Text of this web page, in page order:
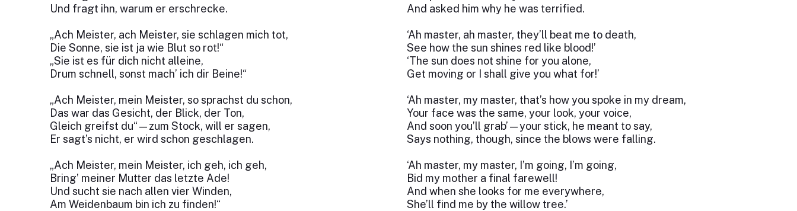
Und fragt ihn, warum er erschrecke.
„Ach Meister, ach Meister, sie schlagen mich tot,
Die Sonne, sie ist ja wie Blut so rot!“
„Sie ist es für dich nicht alleine,
Drum schnell, sonst mach’ ich dir Beine!“
„Ach Meister, mein Meister, so sprachst du schon,
Das war das Gesicht, der Blick, der Ton,
Gleich greifst du“—zum Stock, will er sagen,
Er sagt’s nicht, er wird schon geschlagen.
„Ach Meister, mein Meister, ich geh, ich geh,
Bring’ meiner Mutter das letzte Ade!
Und sucht sie nach allen vier Winden,
Am Weidenbaum bin ich zu finden!“
And asked him why he was terrified.
‘Ah master, ah master, they’ll beat me to death,
See how the sun shines red like blood!’
‘The sun does not shine for you alone,
Get moving or I shall give you what for!’
‘Ah master, my master, that’s how you spoke in my dream,
Your face was the same, your look, your voice,
And soon you’ll grab’—your stick, he meant to say,
Says nothing, though, since the blows were falling.
‘Ah master, my master, I’m going, I’m going,
Bid my mother a final farewell!
And when she looks for me everywhere,
She’ll find me by the willow tree.’